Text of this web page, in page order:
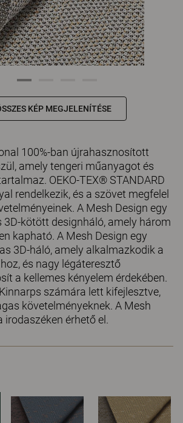
KÉP MEGJELENÍTÉSE
100%-ban újrahasznosított
amely tengeri műanyagot és
OEKO-TEX® STANDARD
rendelkezik, és a szövet megfelel
A Mesh Design egy
3D-kötött designháló, amely három
kapható. A Mesh Design egy
3D-háló, amely alkalmazkodik a
és nagy légáteresztő
a kellemes kényelem érdekében.
számára lett kifejlesztve,
követelményeknek. A Mesh
irodaszéken érhető el.